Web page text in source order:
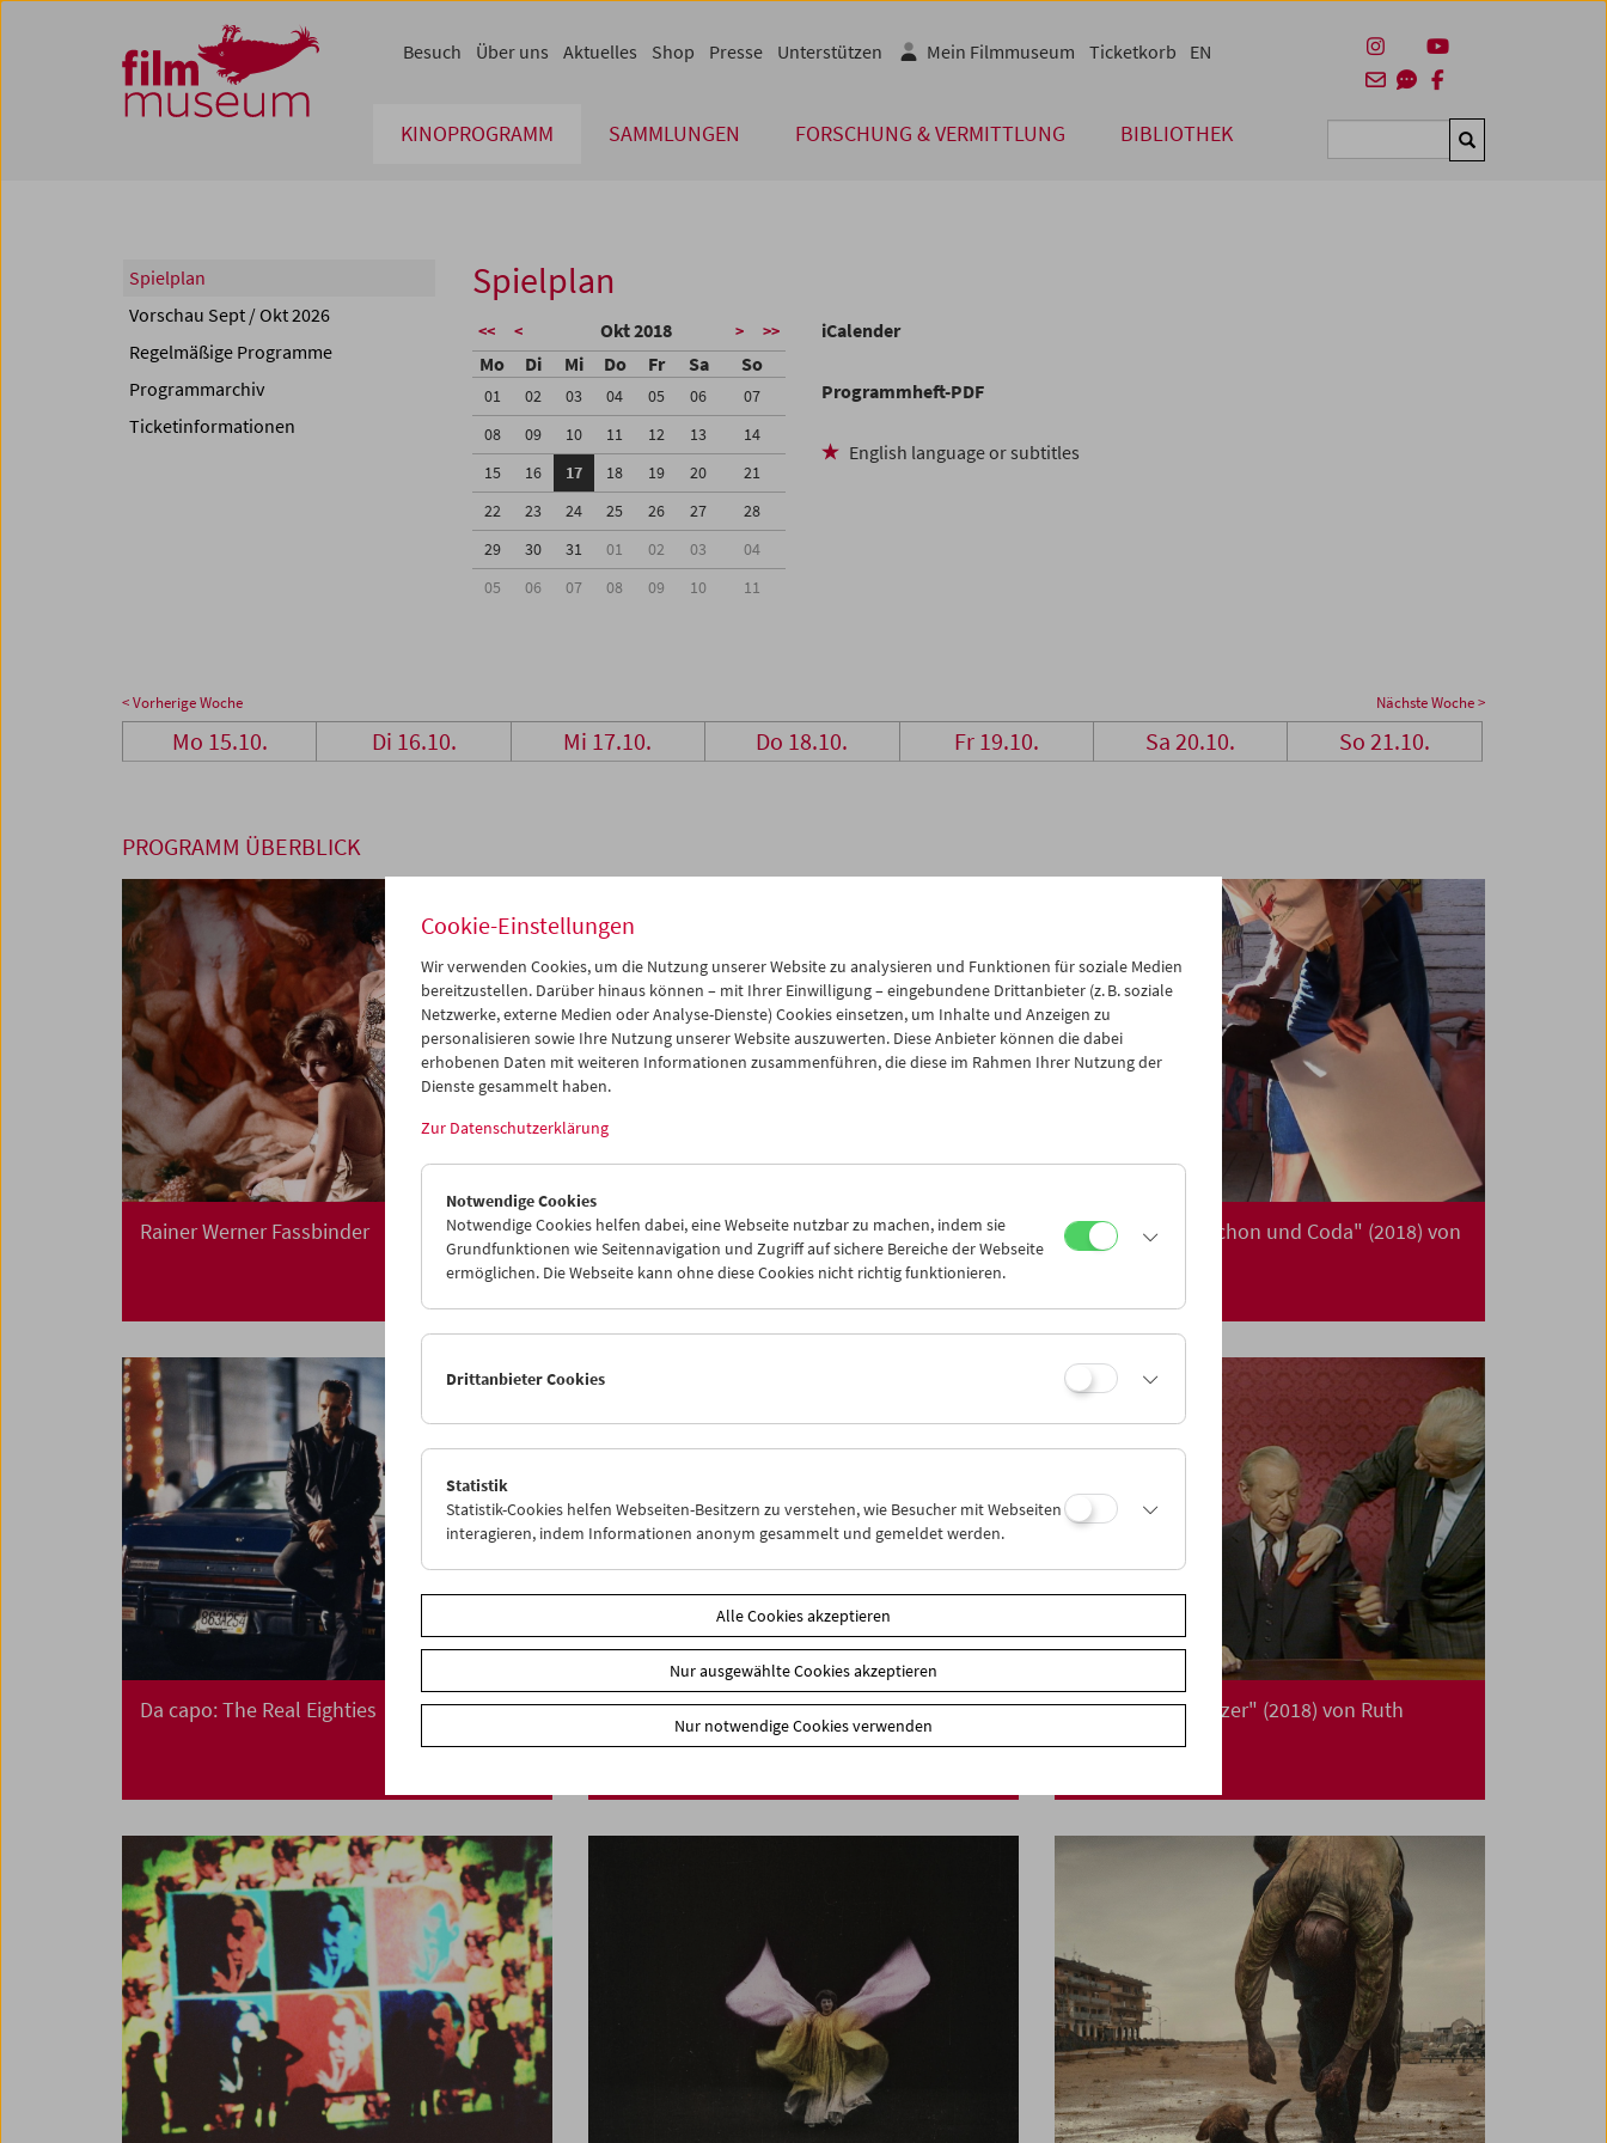
Zum Inhalt
Zum Hauptmenü
Zur Servicenavigation
Zum Suche
KINOPROGRAMM SAMMLUNGEN FORSCHUNG & VERMITTLUNG BIBLIOTHEK Suchen
Besuch Über uns Aktuelles Shop Presse Unterstützen Mein Filmmuseum Ticketkorb EN
Spielplan
Vorschau Sept / Okt 2026
Regelmäßige Programme
Programmarchiv
Ticketinformationen
Spielplan
<< < Okt 2018 > >>
Mo Di Mi Do Fr Sa So
01 02 03 04 05 06
07
08
09 10 11 12 13
14
15
16 17 18 19 20
21
22
23 24 25 26 27
28
29
30 31 01 02 03
04
05
06 07 08 09 10 11
iCalender
Programmheft-PDF
English language or subtitles
< Vorherige Woche Nächste Woche >
Mo 15.10. Di 16.10. Mi 17.10. Do 18.10. Fr 19.10. Sa 20.10. So 21.10.
PROGRAMM ÜBERBLICK
Rainer Werner Fassbinder
Land der Vernichtung
Filme über die Konzentrationslager 1945-
1989
Da capo: "Triptychon und Coda" (2018) von
Michael Pilz
Da capo: The Real Eighties In person: Deborah Stratman
"Waldheims Walzer" (2018) von Ruth
Cookie-Einstellungen
Wir verwenden Cookies, um die Nutzung unserer Website zu analysieren und Funktionen für soziale Medien
bereitzustellen. Darüber hinaus können – mit Ihrer Einwilligung – eingebundene Drittanbieter (z. B. soziale
Netzwerke, externe Medien oder Analyse-Dienste) Cookies einsetzen, um Inhalte und Anzeigen zu
personalisieren sowie Ihre Nutzung unserer Website auszuwerten. Diese Anbieter können die dabei
erhobenen Daten mit weiteren Informationen zusammenführen, die diese im Rahmen Ihrer Nutzung der
Dienste gesammelt haben.
Zur Datenschutzerklärung
Notwendige Cookies
Notwendige Cookies helfen dabei, eine Webseite nutzbar zu machen, indem sie
Grundfunktionen wie Seitennavigation und Zugriff auf sichere Bereiche der Webseite
ermöglichen. Die Webseite kann ohne diese Cookies nicht richtig funktionieren.
Drittanbieter Cookies
Statistik
Statistik-Cookies helfen Webseiten-Besitzern zu verstehen, wie Besucher mit Webseiten
interagieren, indem Informationen anonym gesammelt und gemeldet werden.
Alle Cookies akzeptieren
Nur ausgewählte Cookies akzeptieren
Nur notwendige Cookies verwenden